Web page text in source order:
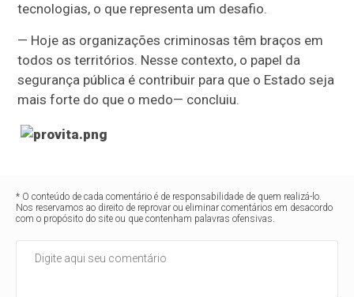
tecnologias, o que representa um desafio.
— Hoje as organizações criminosas têm braços em
todos os territórios. Nesse contexto, o papel da
segurança pública é contribuir para que o Estado seja
mais forte do que o medo— concluiu.
* O conteúdo de cada comentário é de responsabilidade de quem realizá-lo.
Nos reservamos ao direito de reprovar ou eliminar comentários em desacordo
com o propósito do site ou que contenham palavras ofensivas.